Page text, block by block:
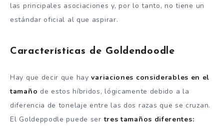
las principales asociaciones y, por lo tanto, no tiene un
estándar oficial al que aspirar.
Características de Goldendoodle
Hay que decir que hayvariaciones considerables en el
tamaño de estos híbridos, lógicamente debido a la
diferencia de tonelaje entre las dos razas que se cruzan.
El Goldeppodle puede sertres tamaños diferentes: